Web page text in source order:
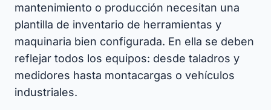
mantenimiento o producción necesitan una
plantilla de inventario de herramientas y
maquinaria bien configurada. En ella se deben
reflejar todos los equipos: desde taladros y
medidores hasta montacargas o vehículos
industriales.